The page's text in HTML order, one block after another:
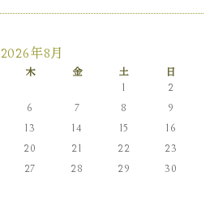
2026年8月
木 金 土 日
1
2
6 7 8
9
13 14 15
16
20 21 22
23
27 28 29
30